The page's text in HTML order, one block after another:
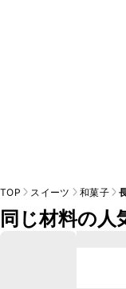
TOP スイーツ 和菓子
同じ材料の人